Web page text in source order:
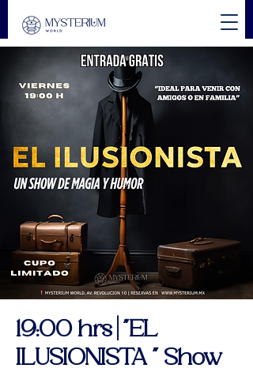
19:00 hrs | "EL
ILUSIONISTA " Show